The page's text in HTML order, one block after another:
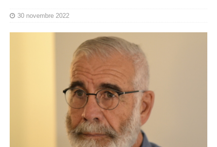
30 novembre 2022